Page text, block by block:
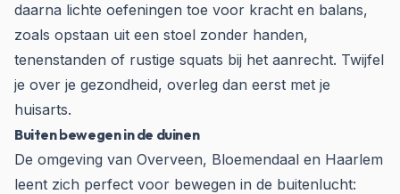
daarna lichte oefeningen toe voor kracht en balans,
zoals opstaan uit een stoel zonder handen,
tenenstanden of rustige squats bij het aanrecht. Twijfel
je over je gezondheid, overleg dan eerst met je
huisarts.
Buiten bewegen in de duinen
De omgeving van Overveen, Bloemendaal en Haarlem
leent zich perfect voor bewegen in de buitenlucht: